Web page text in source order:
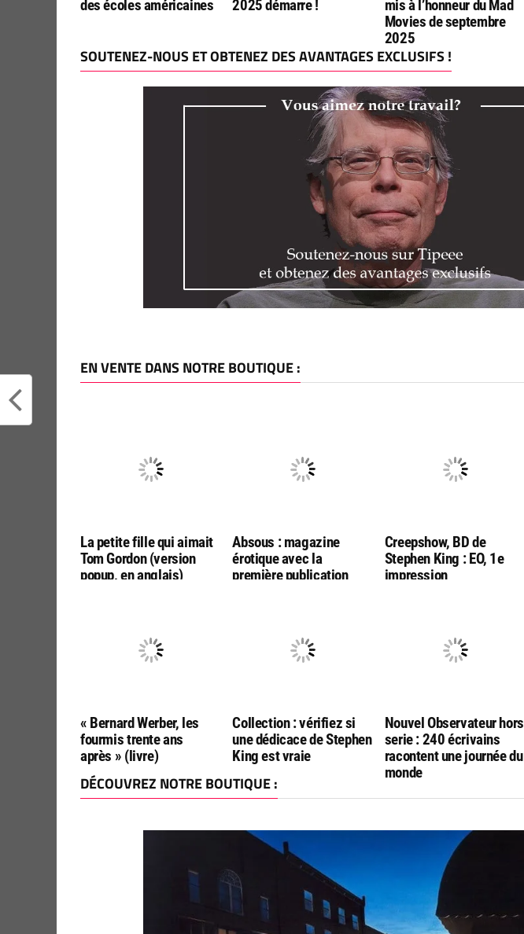
des écoles américaines
2025 démarre !
mis à l’honneur du Mad
Movies de septembre
2025
SOUTENEZ-NOUS ET OBTENEZ DES AVANTAGES EXCLUSIFS !
EN VENTE DANS NOTRE BOUTIQUE :
La petite fille qui aimait
Tom Gordon (version
popup, en anglais)
Absous : magazine
érotique avec la
première publication
Creepshow, BD de
Stephen King : EO, 1e
impression
« Bernard Werber, les
fourmis trente ans
après » (livre)
Collection : vérifiez si
une dédicace de Stephen
King est vraie
Nouvel Observateur hors
serie : 240 écrivains
racontent une journée du
monde
DÉCOUVREZ NOTRE BOUTIQUE :